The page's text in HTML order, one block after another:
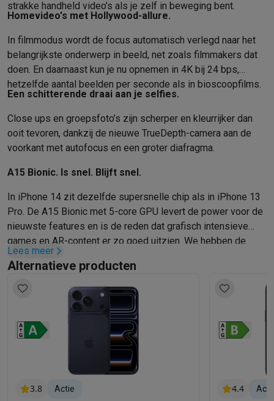
strakke handheld video’s als je zelf in beweging bent.
Homevideo's met Hollywood-allure.
In filmmodus wordt de focus automatisch verlegd naar het
belangrijkste onderwerp in beeld, net zoals filmmakers dat
doen. En daarnaast kun je nu opnemen in 4K bij 24 bps,
hetzelfde aantal beelden per seconde als in bioscoopfilms.
Een schitterende draai aan je selfies.
Close ups en groepsfoto’s zijn scherper en kleurrijker dan
ooit tevoren, dankzij de nieuwe TrueDepth-camera aan de
voorkant met autofocus en een groter diafragma.
A15 Bionic. Is snel. Blijft snel.
In iPhone 14 zit dezelfde supersnelle chip als in iPhone 13
Pro. De A15 Bionic met 5-core GPU levert de power voor de
nieuwste features en is de reden dat grafisch intensieve
games en AR-content er zo goed uitzien. We hebben de
binnenkant aangepast, zodat de warmte beter wordt
afgevoerd. Daardoor kun jij langer doorspelen.
Lees meer
Alternatieve producten
3.8
Actie
4.4